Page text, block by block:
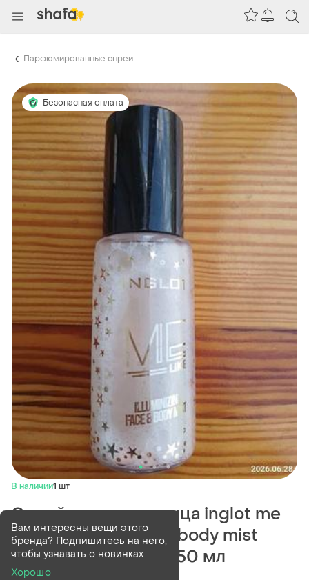
Парфюмированные спреи
Безопасная оплата
В наличии1 шт
Спрей для тела и лица inglot me
like illuminizing face body mist
парфюмированной 50 мл
Вам интересны вещи этого
бренда? Подпишитесь на него,
чтобы узнавать о новинках
Хорошо